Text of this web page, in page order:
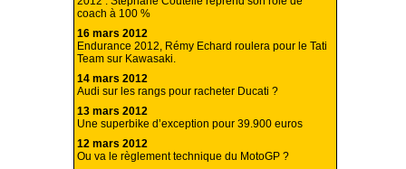
coach à 100 %
16 mars 2012
Endurance 2012, Rémy Echard roulera pour le Tati
Team sur Kawasaki.
14 mars 2012
Audi sur les rangs pour racheter Ducati ?
13 mars 2012
Une superbike d’exception pour 39.900 euros
12 mars 2012
Ou va le règlement technique du MotoGP ?